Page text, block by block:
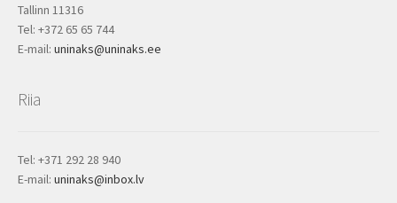
Tallinn 11316
Tel: +372 65 65 744
E-mail: uninaks@uninaks.ee
Riia
Tel: +371 292 28 940
E-mail: uninaks@inbox.lv